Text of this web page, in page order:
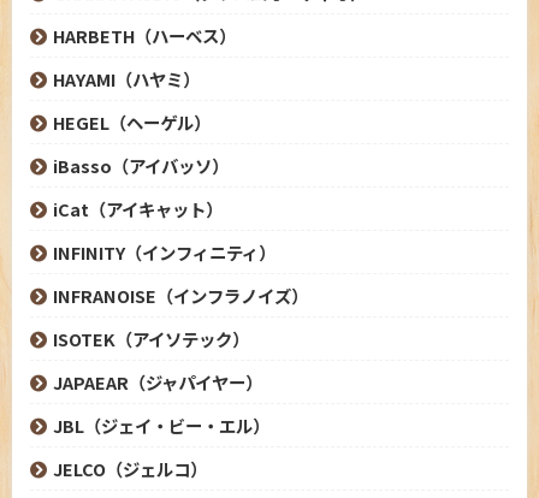
HARBETH（ハーベス）
HAYAMI（ハヤミ）
HEGEL（ヘーゲル）
iBasso（アイバッソ）
iCat（アイキャット）
INFINITY（インフィニティ）
INFRANOISE（インフラノイズ）
ISOTEK（アイソテック）
JAPAEAR（ジャパイヤー）
JBL（ジェイ・ビー・エル）
JELCO（ジェルコ）